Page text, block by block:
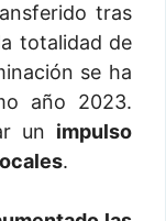
tras
totalidad de
se ha
año 2023.
un impulso
.